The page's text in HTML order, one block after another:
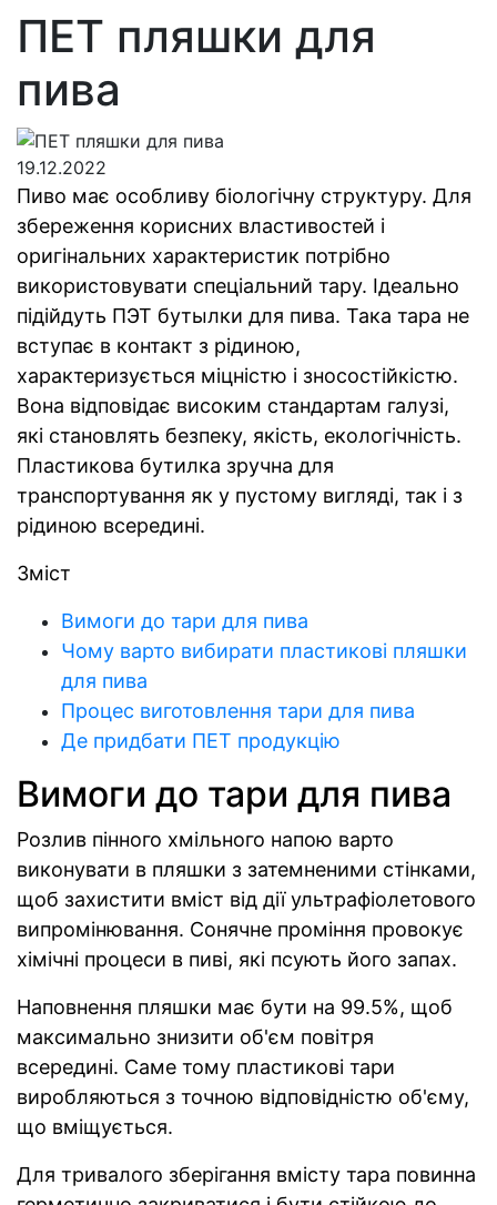
ПЕТ пляшки для
пива
19.12.2022
Пиво має особливу біологічну структуру. Для
збереження корисних властивостей і
оригінальних характеристик потрібно
використовувати спеціальний тару. Ідеально
підійдуть ПЭТ бутылки для пива. Така тара не
вступає в контакт з рідиною,
характеризується міцністю і зносостійкістю.
Вона відповідає високим стандартам галузі,
які становлять безпеку, якість, екологічність.
Пластикова бутилка зручна для
транспортування як у пустому вигляді, так і з
рідиною всередині.
Зміст
Вимоги до тари для пива
Чому варто вибирати пластикові пляшки
для пива
Процес виготовлення тари для пива
Де придбати ПЕТ продукцію
Вимоги до тари для пива
Розлив пінного хмільного напою варто
виконувати в пляшки з затемненими стінками,
щоб захистити вміст від дії ультрафіолетового
випромінювання. Сонячне проміння провокує
хімічні процеси в пиві, які псують його запах.
Наповнення пляшки має бути на 99.5%, щоб
максимально знизити об'єм повітря
всередині. Саме тому пластикові тари
виробляються з точною відповідністю об'єму,
що вміщується.
Для тривалого зберігання вмісту тара повинна